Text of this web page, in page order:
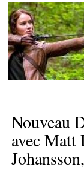
Nouveau
avec Matt